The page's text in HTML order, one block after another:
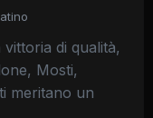
di qualità,
Mosti,
meritano un